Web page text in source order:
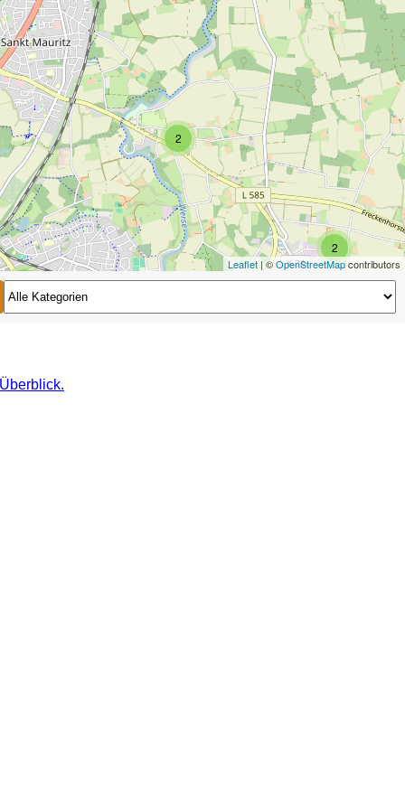
2
2
2
Leaflet| ©OpenStreetMapcontributors